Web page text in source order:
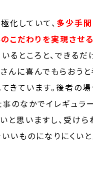
化していて、 多少手
こだわりを実現させる
るところと、できるだ
んに喜んでもらおう
きています。後者の
のなかでイレギュラ
と思いますし、受け
いものになりにくいと